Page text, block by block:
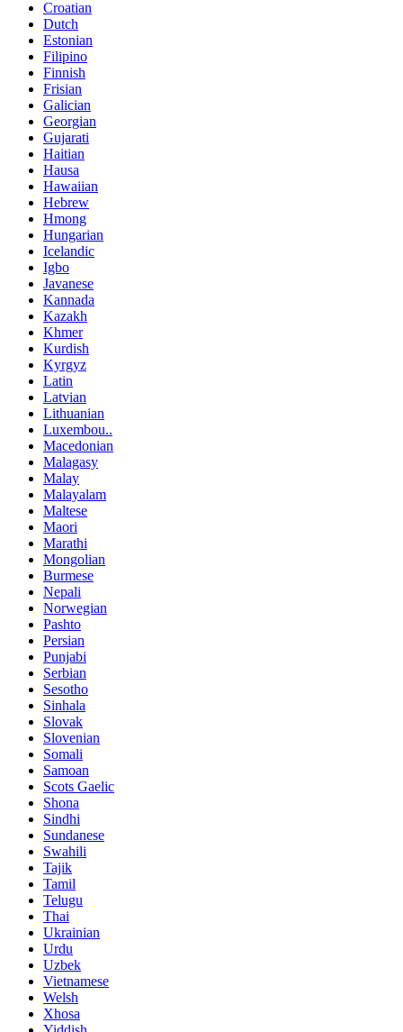
Croatian
Dutch
Estonian
Filipino
Finnish
Frisian
Galician
Georgian
Gujarati
Haitian
Hausa
Hawaiian
Hebrew
Hmong
Hungarian
Icelandic
Igbo
Javanese
Kannada
Kazakh
Khmer
Kurdish
Kyrgyz
Latin
Latvian
Lithuanian
Luxembou..
Macedonian
Malagasy
Malay
Malayalam
Maltese
Maori
Marathi
Mongolian
Burmese
Nepali
Norwegian
Pashto
Persian
Punjabi
Serbian
Sesotho
Sinhala
Slovak
Slovenian
Somali
Samoan
Scots Gaelic
Shona
Sindhi
Sundanese
Swahili
Tajik
Tamil
Telugu
Thai
Ukrainian
Urdu
Uzbek
Vietnamese
Welsh
Xhosa